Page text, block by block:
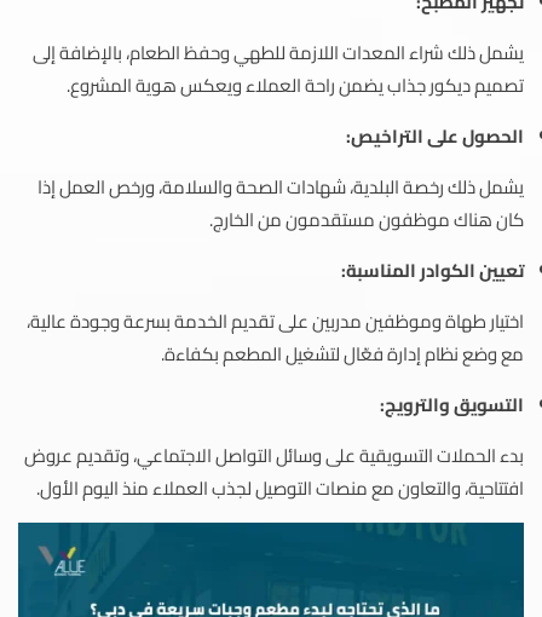
يشمل ذلك شراء المعدات اللازمة للطهي وحفظ الطعام، بالإضافة إلى
تصميم ديكور جذاب يضمن راحة العملاء ويعكس هوية المشروع.
الحصول على التراخيص:
يشمل ذلك رخصة البلدية، شهادات الصحة والسلامة، ورخص العمل إذا
كان هناك موظفون مستقدمون من الخارج.
تعيين الكوادر المناسبة:
اختيار طهاة وموظفين مدربين على تقديم الخدمة بسرعة وجودة عالية،
مع وضع نظام إدارة فعّال لتشغيل المطعم بكفاءة.
التسويق والترويج:
بدء الحملات التسويقية على وسائل التواصل الاجتماعي، وتقديم عروض
افتتاحية، والتعاون مع منصات التوصيل لجذب العملاء منذ اليوم الأول.